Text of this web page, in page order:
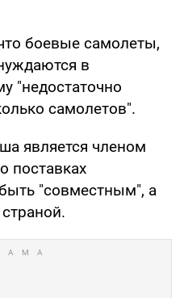
боевые самолеты,
в
"недостаточно
самолетов".
является членом
поставках
"совместным", а